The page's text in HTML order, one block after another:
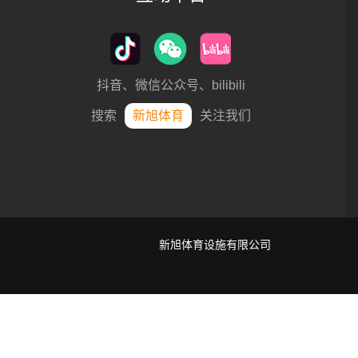
抖音、微信公众号、bilibili
搜索 新旭体育 关注我们
新旭体育设施有限公司